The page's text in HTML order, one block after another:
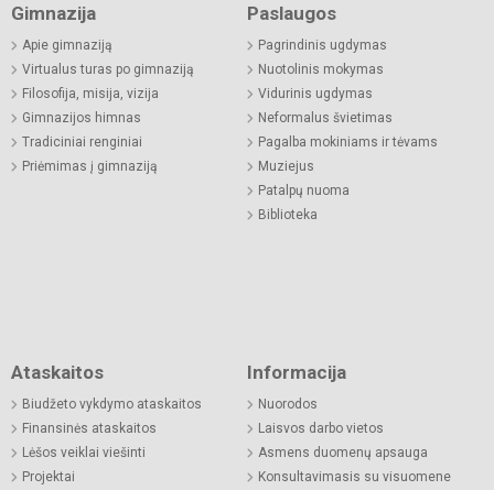
Gimnazija
Apie gimnaziją
Virtualus turas po gimnaziją
Filosofija, misija, vizija
Gimnazijos himnas
Tradiciniai renginiai
Priėmimas į gimnaziją
Paslaugos
Pagrindinis ugdymas
Nuotolinis mokymas
Vidurinis ugdymas
Neformalus švietimas
Pagalba mokiniams ir tėvams
Muziejus
Patalpų nuoma
Biblioteka
Ataskaitos
Biudžeto vykdymo ataskaitos
Finansinės ataskaitos
Lėšos veiklai viešinti
Projektai
Informacija
Nuorodos
Laisvos darbo vietos
Asmens duomenų apsauga
Konsultavimasis su visuomene